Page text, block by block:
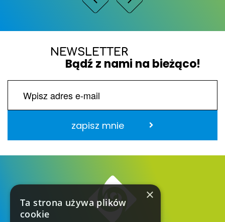
NEWSLETTER
Bądź z nami na bieżąco!
zapisz mnie
×
Ta strona używa plików
cookie